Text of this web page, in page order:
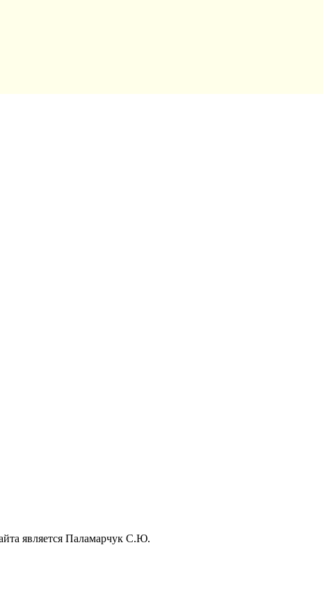
является Паламарчук С.Ю.